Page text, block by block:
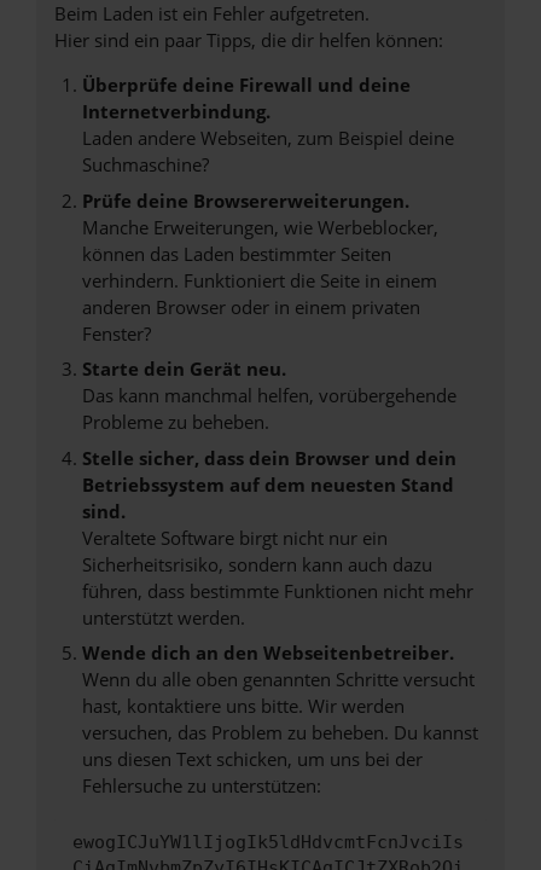
Beim Laden ist ein Fehler aufgetreten.
Hier sind ein paar Tipps, die dir helfen können:
Überprüfe deine Firewall und deine
Internetverbindung.
Laden andere Webseiten, zum Beispiel deine
Suchmaschine?
Prüfe deine Browsererweiterungen.
Manche Erweiterungen, wie Werbeblocker,
können das Laden bestimmter Seiten
verhindern. Funktioniert die Seite in einem
anderen Browser oder in einem privaten
Fenster?
Starte dein Gerät neu.
Das kann manchmal helfen, vorübergehende
Probleme zu beheben.
Stelle sicher, dass dein Browser und dein
Betriebssystem auf dem neuesten Stand
sind.
Veraltete Software birgt nicht nur ein
Sicherheitsrisiko, sondern kann auch dazu
führen, dass bestimmte Funktionen nicht mehr
unterstützt werden.
Wende dich an den Webseitenbetreiber.
Wenn du alle oben genannten Schritte versucht
hast, kontaktiere uns bitte. Wir werden
versuchen, das Problem zu beheben. Du kannst
uns diesen Text schicken, um uns bei der
Fehlersuche zu unterstützen:
ewogICJuYW1lIjogIk5ldHdvcmtFcnJvciIs